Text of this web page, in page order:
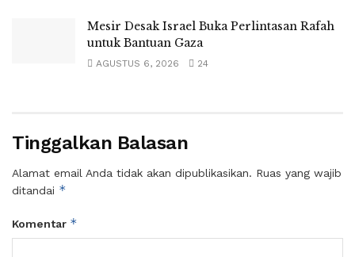
Mesir Desak Israel Buka Perlintasan Rafah
untuk Bantuan Gaza
AGUSTUS 6, 2026 24
Tinggalkan Balasan
Alamat email Anda tidak akan dipublikasikan. Ruas yang wajib
ditandai *
Komentar *